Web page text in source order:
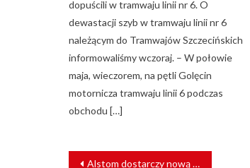
dopuścili w tramwaju linii nr 6. O
dewastacji szyb w tramwaju linii nr 6
należącym do Tramwajów Szczecińskich
informowaliśmy wczoraj. – W połowie
maja, wieczorem, na pętli Golęcin
motornicza tramwaju linii 6 podczas
obchodu […]
NAWIGACJA
Alstom dostarczy nową technologię sygnalizacji dla Metromover w Miami